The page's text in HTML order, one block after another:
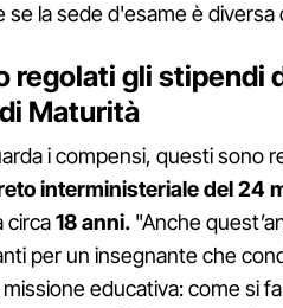
se la sede d'esame è diversa
regolati gli stipendi
Maturità
i compensi, questi sono
interministeriale del 24
circa18 anni. "Anche
per un insegnante che
educativa: come si